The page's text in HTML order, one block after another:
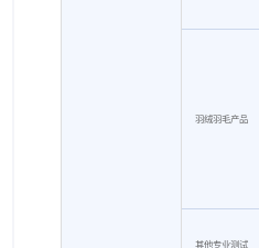
羽绒羽毛产品
其他专业测试